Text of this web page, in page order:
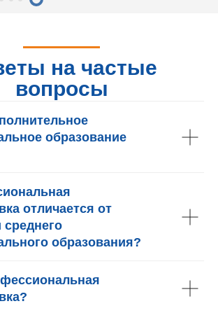
на частые
вопросы
образование
отличается от
образования?